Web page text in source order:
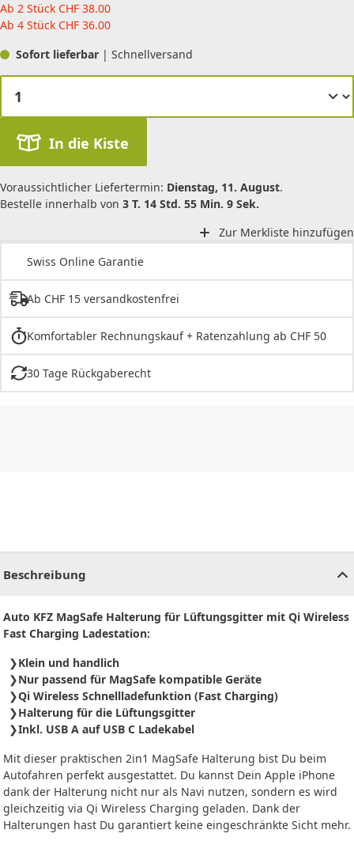
Ab 2 Stück CHF 38.00
Ab 4 Stück CHF 36.00
Sofort lieferbar | Schnellversand
In die Kiste
Voraussichtlicher Liefertermin: Dienstag, 11. August.
Bestelle innerhalb von 3 T. 14 Std. 55 Min. 9 Sek.
Zur Merkliste hinzufügen
Swiss Online Garantie
Ab CHF 15 versandkostenfrei
Komfortabler Rechnungskauf + Ratenzahlung ab CHF 50
30 Tage Rückgaberecht
Beschreibung
Auto KFZ MagSafe Halterung für Lüftungsgitter mit Qi Wireless
Fast Charging Ladestation:
Klein und handlich
Nur passend für MagSafe kompatible Geräte
Qi Wireless Schnellladefunktion (Fast Charging)
Halterung für die Lüftungsgitter
Inkl. USB A auf USB C Ladekabel
Mit dieser praktischen 2in1 MagSafe Halterung bist Du beim
Autofahren perfekt ausgestattet. Du kannst Dein Apple iPhone
dank der Halterung nicht nur als Navi nutzen, sondern es wird
gleichzeitig via Qi Wireless Charging geladen. Dank der
Halterungen hast Du garantiert keine eingeschränkte Sicht mehr.